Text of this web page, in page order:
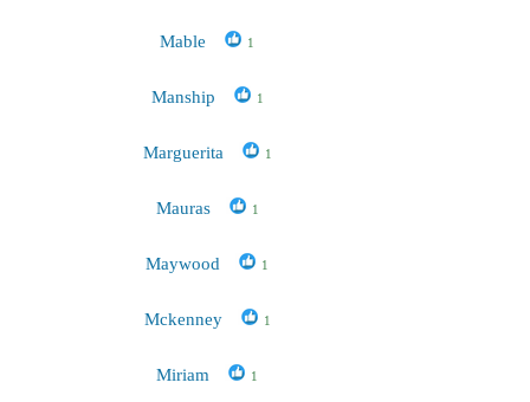
Mable 1
Manship 1
Marguerita 1
Mauras 1
Maywood 1
Mckenney 1
Miriam 1